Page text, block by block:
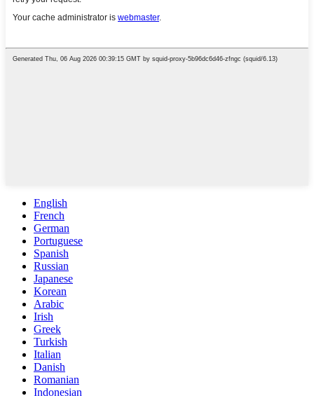
English
French
German
Portuguese
Spanish
Russian
Japanese
Korean
Arabic
Irish
Greek
Turkish
Italian
Danish
Romanian
Indonesian